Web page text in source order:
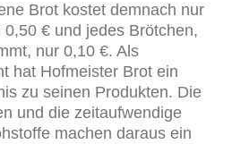
Brot kostet demnach nur
€ und jedes Brötchen,
nur 0,10 €. Als
hat Hofmeister Brot ein
zu seinen Produkten. Die
und die zeitaufwendige
machen daraus ein